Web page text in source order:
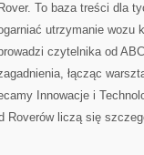
Rover. To baza treści dla
utrzymanie wozu
czytelnika od
łącząc
Innowacje i
Roverów liczą się